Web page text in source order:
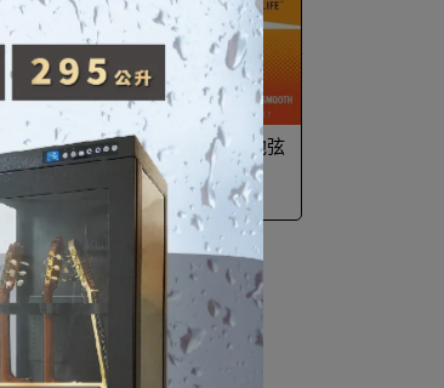
Elixir Phosphor Bronze紅銅木吉他弦
聲音溫潤包膜技術防鏽耐久
NT$760
NT$850